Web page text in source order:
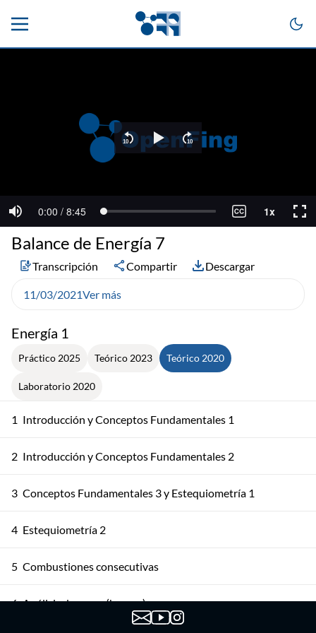
Energía 1
Práctico 2025 Teórico 2023 Teórico 2020
Laboratorio 2020
1 Introducción y Conceptos Fundamentales 1
2 Introducción y Conceptos Fundamentales 2
3 Conceptos Fundamentales 3 y Estequiometría 1
4 Estequiometría 2
5 Combustiones consecutivas
6 Análisis de gases (humos)
Balance de Energía 7
Transcripción Compartir Descargar
11/03/2021Ver más